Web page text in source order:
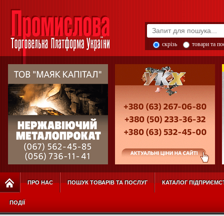
скрізь товари та
ПРО НАС ПОШУК ТОВАРІВ ТА ПОСЛУГ КАТАЛОГ
ПОДІЇ